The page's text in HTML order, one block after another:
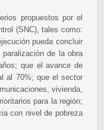
propuestos por el
(SNC), tales como:
pueda concluir
de la obra
que el avance de
al 70%; que el sector
vivienda,
para la región;
con nivel de pobreza